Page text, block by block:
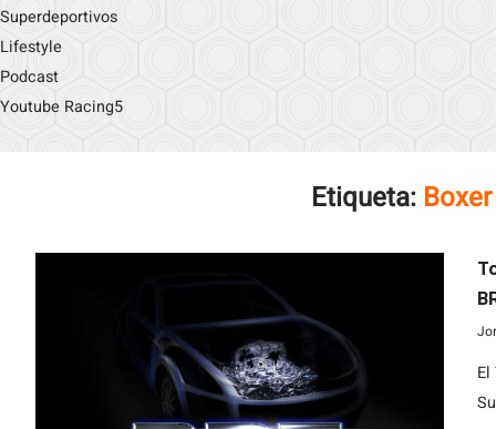
Superdeportivos
Lifestyle
Podcast
Youtube Racing5
Etiqueta: